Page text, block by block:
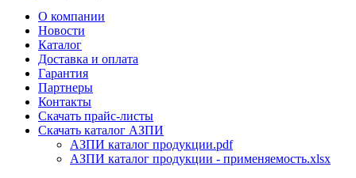
О компании
Новости
Каталог
Доставка и оплата
Гарантия
Партнеры
Контакты
Скачать прайс-листы
Скачать каталог АЗПИ
АЗПИ каталог продукции.pdf
АЗПИ каталог продукции - применяемость.xlsx